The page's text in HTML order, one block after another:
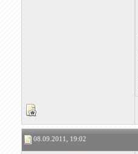
08.09.2011, 19:02